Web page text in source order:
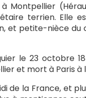
Montpellier
terrien. Elle
et petite-nièce
le 23 octobre
et mort à Paris à
de la France, et